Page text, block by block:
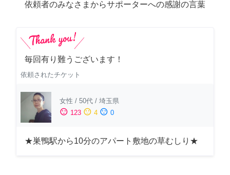
依頼者のみなさまからサポーターへの感謝の言葉
毎回有り難うございます！
依頼されたチケット
女性 / 50代 / 埼玉県
sentiment_satisfied 123 sentiment_neutral 4 sentiment_dissatisfied 0
★巣鴨駅から10分のアパート敷地の草むしり★